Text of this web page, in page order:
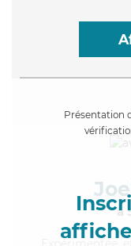
Présentation
à